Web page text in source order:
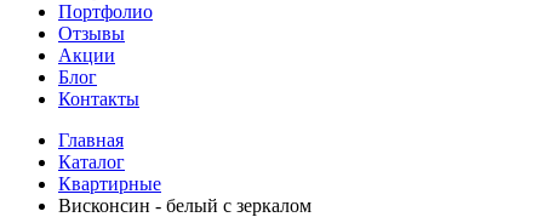
Портфолио
Отзывы
Акции
Блог
Контакты
Главная
Каталог
Квартирные
Висконсин - белый с зеркалом